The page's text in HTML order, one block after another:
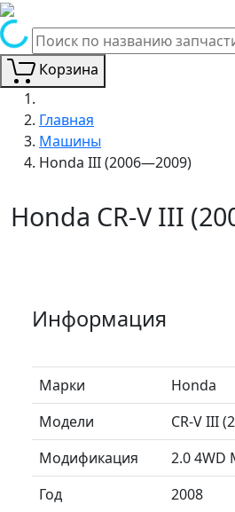
Корзина
Главная
Машины
Honda III (2006—2009)
Honda CR-V III
Информация
Марки
Honda
Модели
CR-V III
Модификация
2.0 4WD
Год
2008